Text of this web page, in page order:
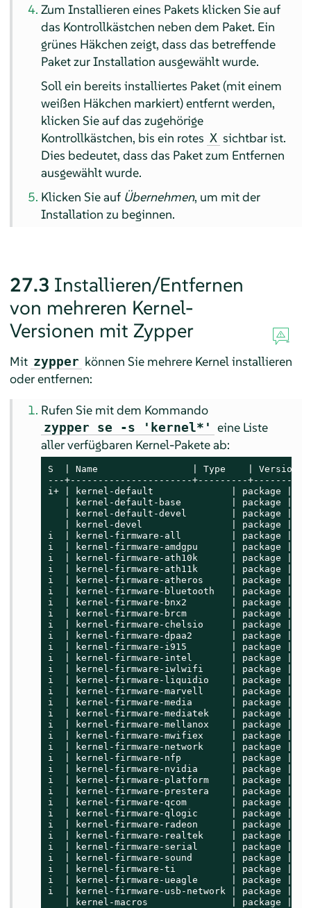
Zum Installieren eines Pakets klicken Sie auf
das Kontrollkästchen neben dem Paket. Ein
grünes Häkchen zeigt, dass das betreffende
Paket zur Installation ausgewählt wurde.
Soll ein bereits installiertes Paket (mit einem
weißen Häkchen markiert) entfernt werden,
klicken Sie auf das zugehörige
Kontrollkästchen, bis ein rotes X sichtbar ist.
Dies bedeutet, dass das Paket zum Entfernen
ausgewählt wurde.
Klicken Sie auf Übernehmen, um mit der
Installation zu beginnen.
27.3 Installieren/Entfernen
von mehreren Kernel-
Versionen mit Zypper
Mit zypper können Sie mehrere Kernel installieren
oder entfernen:
Rufen Sie mit dem Kommando
zypper se -s 'kernel*' eine Liste
aller verfügbaren Kernel-Pakete ab:
S  | Name                 | Type    | Version
---+----------------------+---------
i+ | kernel-default              | package |
| kernel-default-base         | package |
| kernel-default-devel        | package |
| kernel-devel                | package |
i  | kernel-firmware-all         | package |
i  | kernel-firmware-amdgpu      | package |
i  | kernel-firmware-ath10k      | package |
i  | kernel-firmware-ath11k      | package |
i  | kernel-firmware-atheros     | package |
i  | kernel-firmware-bluetooth   | package |
i  | kernel-firmware-bnx2        | package |
i  | kernel-firmware-brcm        | package |
i  | kernel-firmware-chelsio     | package |
i  | kernel-firmware-dpaa2       | package |
i  | kernel-firmware-i915        | package |
i  | kernel-firmware-intel       | package |
i  | kernel-firmware-iwlwifi     | package |
i  | kernel-firmware-liquidio    | package |
i  | kernel-firmware-marvell     | package |
i  | kernel-firmware-media       | package |
i  | kernel-firmware-mediatek    | package |
i  | kernel-firmware-mellanox    | package |
i  | kernel-firmware-mwifiex     | package |
i  | kernel-firmware-network     | package |
i  | kernel-firmware-nfp         | package |
i  | kernel-firmware-nvidia      | package |
i  | kernel-firmware-platform    | package |
i  | kernel-firmware-prestera    | package |
i  | kernel-firmware-qcom        | package |
i  | kernel-firmware-qlogic      | package |
i  | kernel-firmware-radeon      | package |
i  | kernel-firmware-realtek     | package |
i  | kernel-firmware-serial      | package |
i  | kernel-firmware-sound       | package |
i  | kernel-firmware-ti          | package |
i  | kernel-firmware-ueagle      | package |
i  | kernel-firmware-usb-network | package |
| kernel-macros               | package |